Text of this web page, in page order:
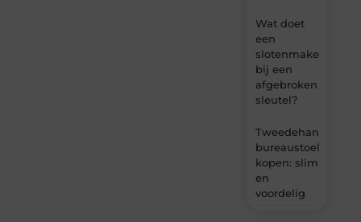
Wat doet
een
slotenmaker
bij een
afgebroken
sleutel?
Tweedehands
bureaustoel
kopen: slim
en
voordelig